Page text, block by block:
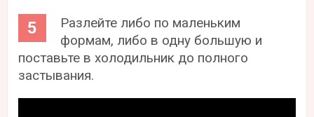
Разлейте либо по маленьким
формам, либо в одну большую и
поставьте в холодильник до полного
застывания.